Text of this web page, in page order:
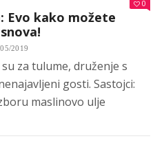
0
Evo kako možete
2019
za tulume, druženje s
gosti. Sastojci:
maslinovo ulje